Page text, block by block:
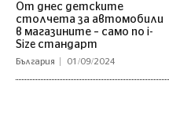
От днес детските
столчета за автомобили
в магазините – само по i-
Size стандарт
България 01/09/2024